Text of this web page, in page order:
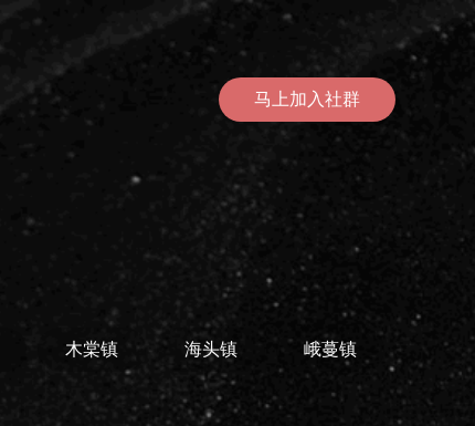
马上加入社群
木棠镇 海头镇 峨蔓镇